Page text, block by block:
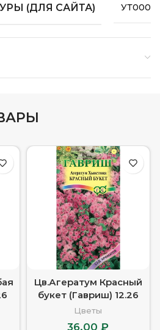
(ДЛЯ САЙТА)
Цв.Агератум Красный
букет (Гавриш) 12.26
Цветы
36.00₽